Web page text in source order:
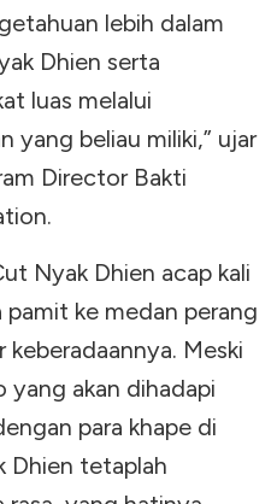
lebih dalam
Dhien serta
luas melalui
yang beliau miliki,” ujar
Director Bakti
Nyak Dhien acap kali
pamit ke medan perang
Meski
yang akan dihadapi
para khape di
Dhien tetaplah